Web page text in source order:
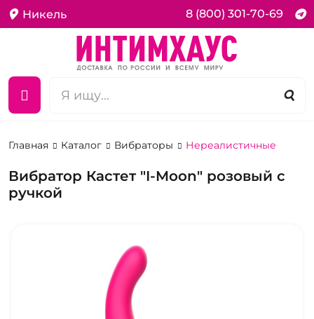
Никель 8 (800) 301-70-69
Главная Каталог Вибраторы Нереалистичные
Вибратор Кастет "I-Moon" розовый с
ручкой